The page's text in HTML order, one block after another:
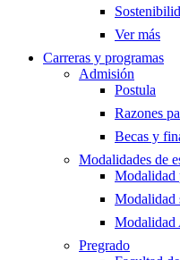
Ver más
Carreras y programas
Admisión
Postula
Razones
Becas y
Modalidades de
Modalidad
Modalidad
Modalidad
Pregrado